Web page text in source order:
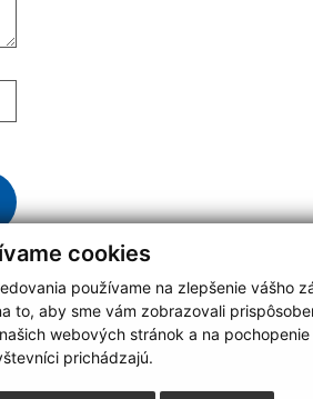
cookies
používame na zlepšenie vášho
to, aby sme vám zobrazovali
webových stránok a na
prichádzajú.
Response
|